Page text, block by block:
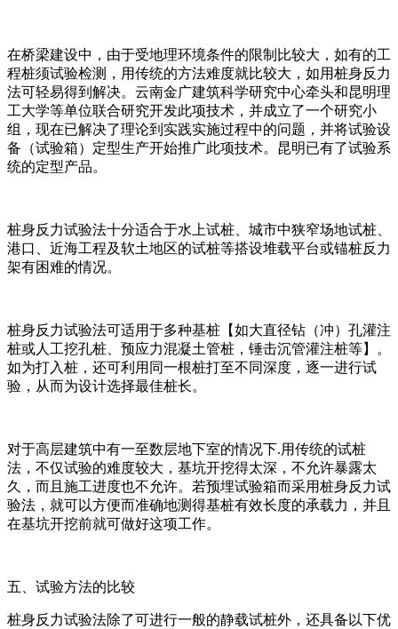
在桥梁建设中，由于受地理环境条件的限制比较大，如有的工
程桩须试验检测，用传统的方法难度就比较大，如用桩身反力
法可轻易得到解决。云南金广建筑科学研究中心牵头和昆明理
工大学等单位联合研究开发此项技术，并成立了一个研究小
组，现在已解决了理论到实践实施过程中的问题，并将试验设
备（试验箱）定型生产开始推广此项技术。昆明已有了试验系
统的定型产品。
桩身反力试验法十分适合于水上试桩、城市中狭窄场地试桩、
港口、近海工程及软土地区的试桩等搭设堆载平台或锚桩反力
架有困难的情况。
桩身反力试验法可适用于多种基桩【如大直径钻（冲）孔灌注
桩或人工挖孔桩、预应力混凝土管桩，锤击沉管灌注桩等】。
如为打入桩，还可利用同一根桩打至不同深度，逐一进行试
验，从而为设计选择最佳桩长。
对于高层建筑中有一至数层地下室的情况下.用传统的试桩
法，不仅试验的难度较大，基坑开挖得太深，不允许暴露太
久，而且施工进度也不允许。若预埋试验箱而采用桩身反力试
验法，就可以方便而准确地测得基桩有效长度的承载力，并且
在基坑开挖前就可做好这项工作。
五、试验方法的比较
桩身反力试验法除了可进行一般的静载试桩外，还具备以下优